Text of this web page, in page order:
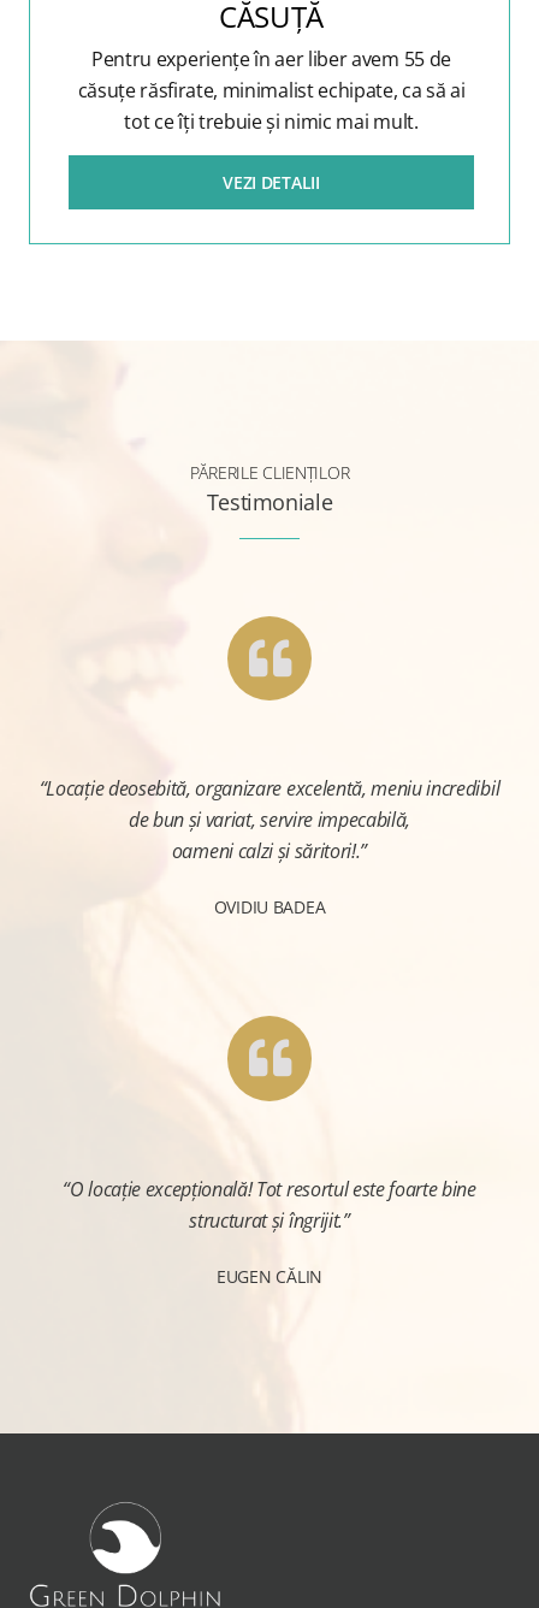
CĂSUȚĂ
Pentru experiențe în aer liber avem 55 de
căsuțe răsfirate, minimalist echipate, ca să ai
tot ce îți trebuie și nimic mai mult.
VEZI DETALII
PĂRERILE CLIENȚILOR
Testimoniale
“Locație deosebită, organizare excelentă, meniu incredibil
de bun și variat, servire impecabilă,
oameni calzi și săritori!.”
OVIDIU BADEA
“O locație excepțională! Tot resortul este foarte bine
structurat și îngrijit.”
EUGEN CĂLIN